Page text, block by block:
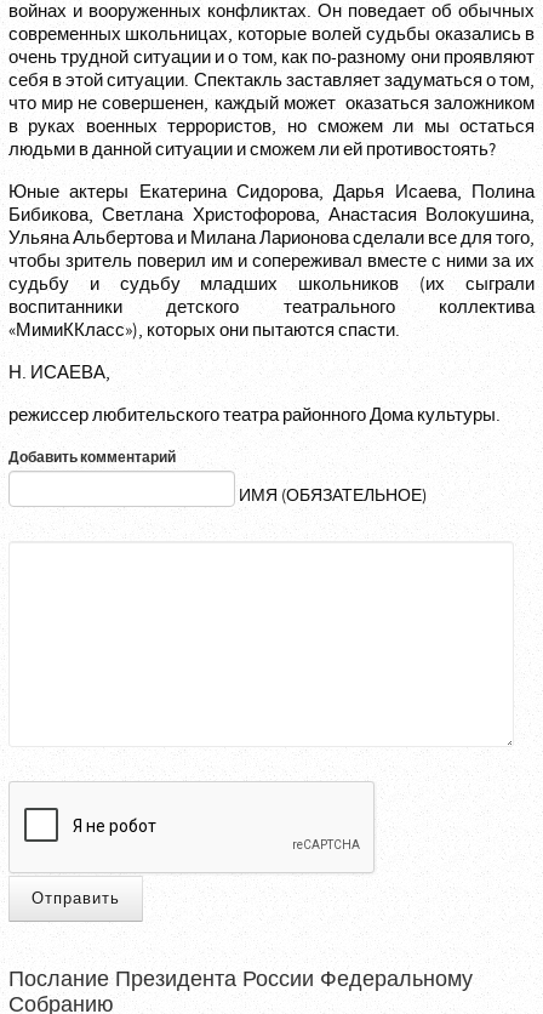
войнах и вооруженных конфликтах. Он поведает об обычных
современных школьницах, которые волей судьбы оказались в
очень трудной ситуации и о том, как по-разному они проявляют
себя в этой ситуации. Спектакль заставляет задуматься о том,
что мир не совершенен, каждый может оказаться заложником
в руках военных террористов, но сможем ли мы остаться
людьми в данной ситуации и сможем ли ей противостоять?
Юные актеры Екатерина Сидорова, Дарья Исаева, Полина
Бибикова, Светлана Христофорова, Анастасия Волокушина,
Ульяна Альбертова и Милана Ларионова сделали все для того,
чтобы зритель поверил им и сопереживал вместе с ними за их
судьбу и судьбу младших школьников (их сыграли
воспитанники детского театрального коллектива
«МимиККласс»), которых они пытаются спасти.
Н. ИСАЕВА,
режиссер любительского театра районного Дома культуры.
Добавить комментарий
ИМЯ (ОБЯЗАТЕЛЬНОЕ)
Отправить
Послание Президента России Федеральному
Собранию